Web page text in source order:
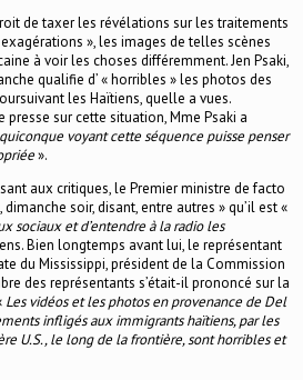
de taxer les révélations sur les traitements
», les images de telles scènes
à voir les choses différemment. Jen Psaki,
qualifie d’ « horribles » les photos des
les Haïtiens, quelle a vues.
presse sur cette situation, Mme Psaki a
voyant cette séquence puisse penser
».
aux critiques, le Premier ministre de facto
soir, disant, entre autres » qu’il est «
sociaux et d’entendre à la radio les
Bien longtemps avant lui, le représentant
du Mississippi, président de la Commission
des représentants s’était-il prononcé sur la
Les vidéos et les photos en provenance de Del
infligés aux immigrants haïtiens, par les
U.S., le long de la frontière, sont horribles et